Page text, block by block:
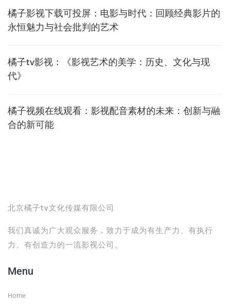
橘子影视下载可投屏：电影与时代：回顾经典影片的
永恒魅力与社会批判的艺术
橘子tv影视：《影视艺术的美学：历史、文化与现
代》
橘子视频在线观看：影视配音素材的未来：创新与融
合的新可能
北京橘子tv文化传媒有限公司
我们真诚为广大观众服务，致力于成为有生产力、有执行
力、有创造力的一流影视公司。
Menu
Home